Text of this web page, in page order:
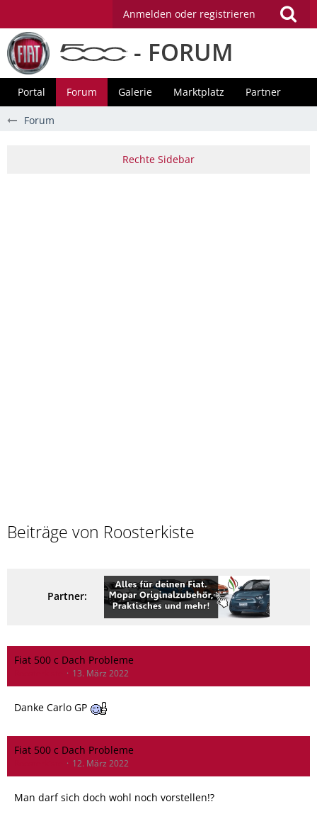
Anmelden oder registrieren
- FORUM
Portal Forum Galerie Marktplatz Partner
Forum
Beiträge von Roosterkiste
Partner:
Fiat 500 c Dach Probleme
13. März 2022
Danke Carlo GP
Fiat 500 c Dach Probleme
12. März 2022
Man darf sich doch wohl noch vorstellen!?